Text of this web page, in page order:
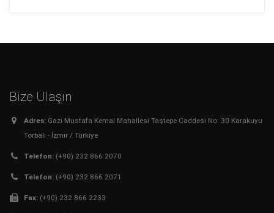
Bize Ulaşın
Adres: Gazi Mustafa Kemal Mahallesi Taştepe Caddesi No: 30 Karakuyu
Torbalı - İzmir / Türkiye
Telefon: (+90) 232 866 2070
Telefon: (+90) 232 866 2071
Fax: (+90) 232 866 2233